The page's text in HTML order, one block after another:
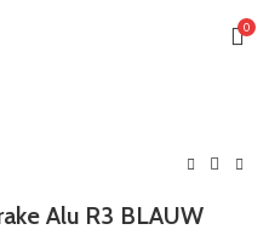
0
Alu R3 BLAUW